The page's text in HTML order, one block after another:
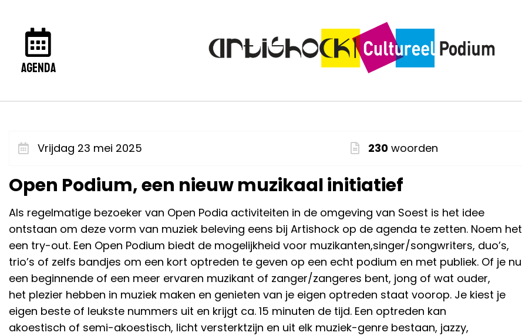
agenda
Vrijdag 23 mei 2025 230 woorden
Open Podium, een nieuw muzikaal initiatief
Als regelmatige bezoeker van Open Podia activiteiten in de omgeving van Soest is het idee
ontstaan om deze vorm van muziek beleving eens bij Artishock op de agenda te zetten. Noem het
een try-out. Een Open Podium biedt de mogelijkheid voor muzikanten,singer/songwriters, duo’s,
trio’s of zelfs bandjes om een kort optreden te geven op een echt podium en met publiek. Of je nu
een beginnende of een meer ervaren muzikant of zanger/zangeres bent, jong of wat ouder,
het plezier hebben in muziek maken en genieten van je eigen optreden staat voorop. Je kiest je
eigen beste of leukste nummers uit en krijgt ca. 15 minuten de tijd. Een optreden kan
akoestisch of semi-akoestisch, licht versterktzijn en uit elk muziek-genre bestaan, jazzy,